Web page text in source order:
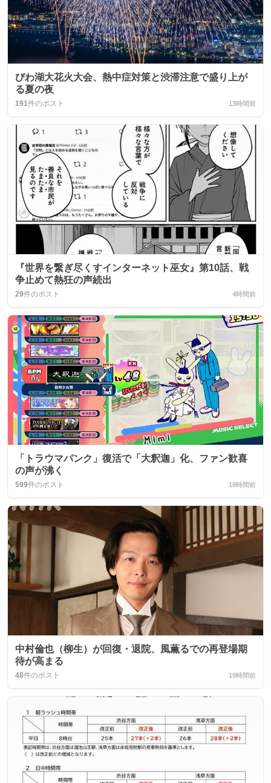
びわ湖大花火大会、熱中症対策と渋滞注意で盛り上が
る夏の夜
191件のポスト 13時間前
『世界を繋ぎ尽くすインターネット巫女』第10話、戦
争止めて熱狂の声続出
29件のポスト 4時間前
「トラウマパンク」復活で「大釈迦」化、ファン歓喜
の声が沸く
599件のポスト 18時間前
中村倫也（柳生）が回復・退院、風薫るでの再登場期
待が高まる
48件のポスト 19時間前